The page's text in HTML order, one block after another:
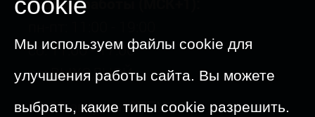
сб: 11:00 - 17:00
вс: ВЫХОДНОЙ
09-23 августа: ОТПУСК
Мы используем файлы cookie для
улучшения работы сайта. Вы можете
выбрать, какие типы cookie разрешить.